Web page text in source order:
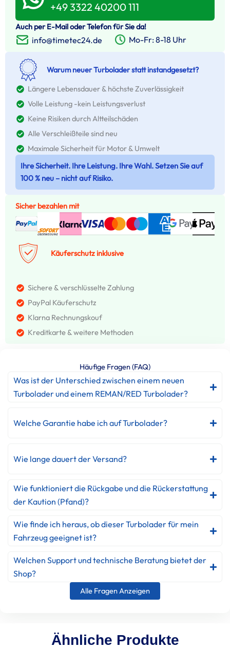
+49 3322 40200 111
Auch per E-Mail oder Telefon für Sie da!
info@timetec24.de Mo-Fr: 8-18 Uhr
Warum neuer Turbolader statt instandgesetzt?
Längere Lebensdauer & höchste Zuverlässigkeit
Volle Leistung -kein Leistungsverlust
Keine Risiken durch Altteilschäden
Alle Verschleißteile sind neu
Maximale Sicherheit für Motor & Umwelt
Ihre Sicherheit. Ihre Leistung. Ihre Wahl. Setzen Sie auf
100 % neu – nicht auf Risiko.
Sicher bezahlen mit
Käuferschutz inklusive
Sichere & verschlüsselte Zahlung
PayPal Käuferschutz
Klarna Rechnungskouf
Kreditkarte & weitere Methoden
Häufige Fragen (FAQ)
Was ist der Unterschied zwischen einem neuen
Turbolader und einem REMAN/RED Turbolader?
Welche Garantie habe ich auf Turbolader?
Wie lange dauert der Versand?
Wie funktioniert die Rückgabe und die Rückerstattung
der Kaution (Pfand)?
Wie finde ich heraus, ob dieser Turbolader für mein
Fahrzeug geeignet ist?
Welchen Support und technische Beratung bietet der
Shop?
Alle Fragen Anzeigen
Ähnliche Produkte